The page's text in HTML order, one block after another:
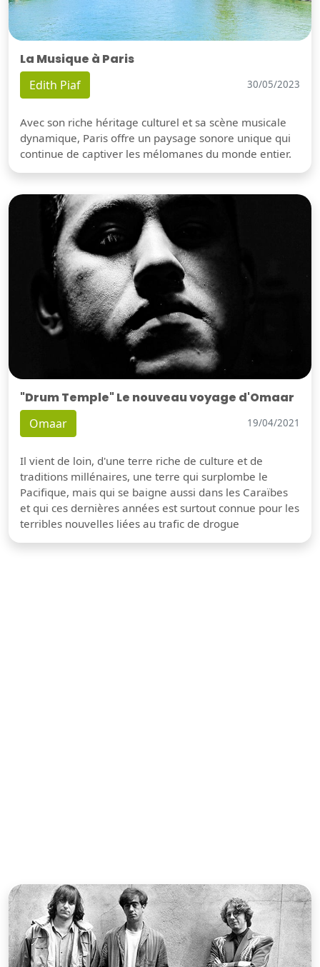
La Musique à Paris
Edith Piaf 30/05/2023
Avec son riche héritage culturel et sa scène musicale
dynamique, Paris offre un paysage sonore unique qui
continue de captiver les mélomanes du monde entier.
"Drum Temple" Le nouveau voyage d'Omaar
Omaar 19/04/2021
Il vient de loin, d'une terre riche de culture et de
traditions millénaires, une terre qui surplombe le
Pacifique, mais qui se baigne aussi dans les Caraïbes
et qui ces dernières années est surtout connue pour les
terribles nouvelles liées au trafic de drogue